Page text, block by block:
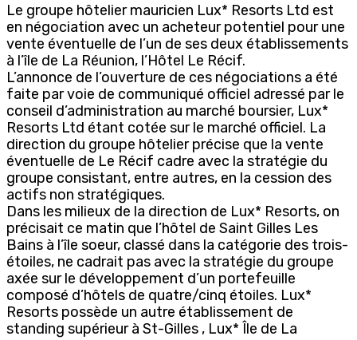
Le groupe hôtelier mauricien Lux* Resorts Ltd est
en négociation avec un acheteur potentiel pour une
vente éventuelle de l’un de ses deux établissements
à l’île de La Réunion, l’Hôtel Le Récif.
L’annonce de l’ouverture de ces négociations a été
faite par voie de communiqué officiel adressé par le
conseil d’administration au marché boursier, Lux*
Resorts Ltd étant cotée sur le marché officiel. La
direction du groupe hôtelier précise que la vente
éventuelle de Le Récif cadre avec la stratégie du
groupe consistant, entre autres, en la cession des
actifs non stratégiques.
Dans les milieux de la direction de Lux* Resorts, on
précisait ce matin que l’hôtel de Saint Gilles Les
Bains à l’île soeur, classé dans la catégorie des trois-
étoiles, ne cadrait pas avec la stratégie du groupe
axée sur le développement d’un portefeuille
composé d’hôtels de quatre/cinq étoiles. Lux*
Resorts possède un autre établissement de
standing supérieur à St-Gilles , Lux* Île de La